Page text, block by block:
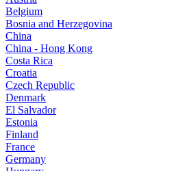
Belgium
Bosnia and Herzegovina
China
China - Hong Kong
Costa Rica
Croatia
Czech Republic
Denmark
El Salvador
Estonia
Finland
France
Germany